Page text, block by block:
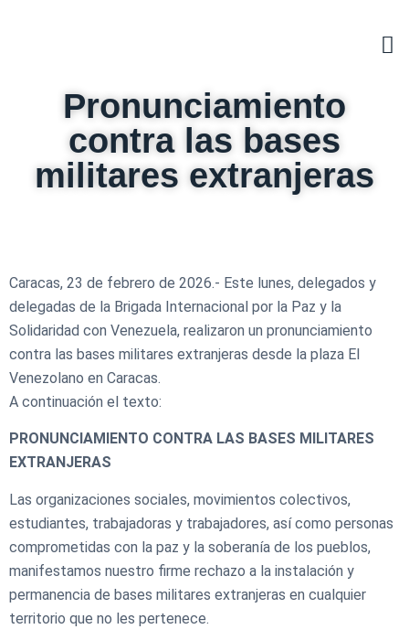
Pronunciamiento
contra las bases
militares extranjeras
Caracas, 23 de febrero de 2026.- Este lunes, delegados y
delegadas de la Brigada Internacional por la Paz y la
Solidaridad con Venezuela, realizaron un pronunciamiento
contra las bases militares extranjeras desde la plaza El
Venezolano en Caracas.
A continuación el texto:
PRONUNCIAMIENTO CONTRA LAS BASES MILITARES
EXTRANJERAS
Las organizaciones sociales, movimientos colectivos,
estudiantes, trabajadoras y trabajadores, así como personas
comprometidas con la paz y la soberanía de los pueblos,
manifestamos nuestro firme rechazo a la instalación y
permanencia de bases militares extranjeras en cualquier
territorio que no les pertenece.